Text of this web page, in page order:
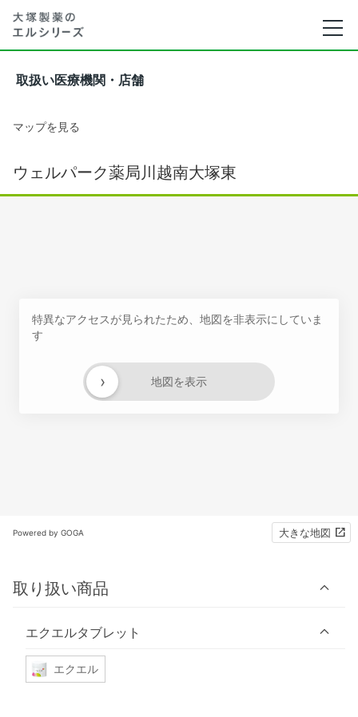
取扱い医療機関・店舗
マップを見る
ウェルパーク薬局川越南大塚東
特異なアクセスが見られたため、地図を非表示にしていま
す
地図を表示
›
Powered by GOGA 大きな地図
取り扱い商品
エクエルタブレット
エクエル